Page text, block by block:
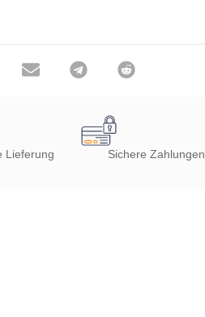
Lieferung Sichere Zahlungen